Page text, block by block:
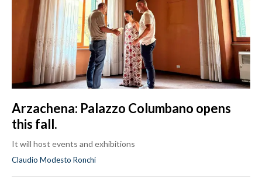
Arzachena: Palazzo Columbano opens
this fall.
It will host events and exhibitions
Claudio Modesto Ronchi